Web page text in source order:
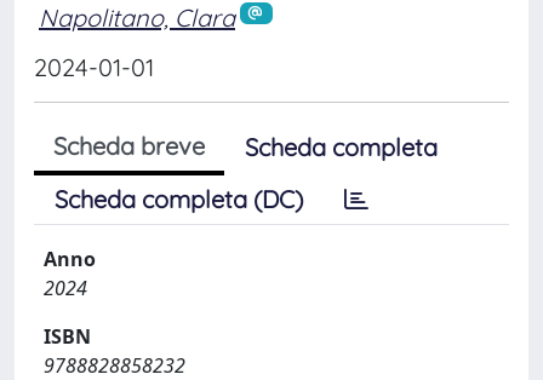
Napolitano, Clara
2024-01-01
Scheda breve
Scheda completa
Scheda completa (DC)
Anno
2024
ISBN
9788828858232